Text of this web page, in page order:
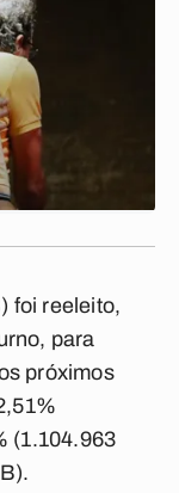
foi reeleito,
para
próximos
(1.104.963